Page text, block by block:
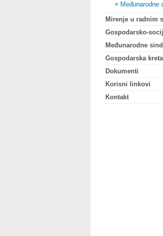
Međunarodne
Mirenje u radnim
Gospodarsko-
Međunarodne
Gospodarska
Dokumenti
Korisni linkovi
Kontakt